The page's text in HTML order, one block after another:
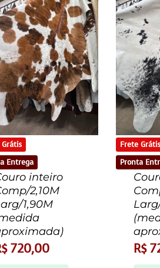
Entrega
inteiro
2,10M
1,90M
720,00
Frete Grátis
Pronta
R$